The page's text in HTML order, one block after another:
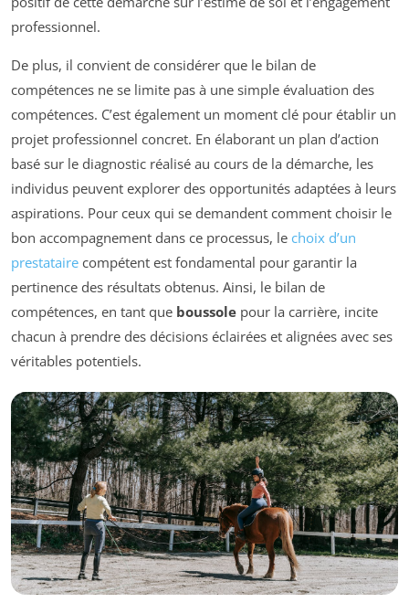
professionnel.
De plus, il convient de considérer que le bilan de
compétences ne se limite pas à une simple évaluation des
compétences. C’est également un moment clé pour établir un
projet professionnel concret. En élaborant un plan d’action
basé sur le diagnostic réalisé au cours de la démarche, les
individus peuvent explorer des opportunités adaptées à leurs
aspirations. Pour ceux qui se demandent comment choisir le
bon accompagnement dans ce processus, le choix d’un
prestataire compétent est fondamental pour garantir la
pertinence des résultats obtenus. Ainsi, le bilan de
compétences, en tant que boussole pour la carrière, incite
chacun à prendre des décisions éclairées et alignées avec ses
véritables potentiels.